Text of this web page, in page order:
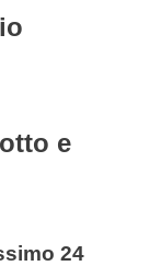
e
24